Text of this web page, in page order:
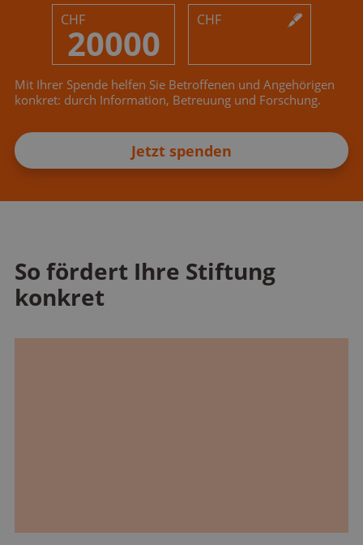
20000
CHF CHF
Mit Ihrer Spende helfen Sie Betroffenen und Angehörigen
konkret: durch Information, Betreuung und Forschung.
Jetzt spenden
So fördert Ihre Stiftung
konkret